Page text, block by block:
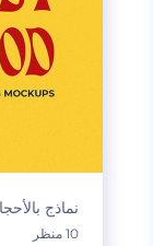
نماذج
10 منظر